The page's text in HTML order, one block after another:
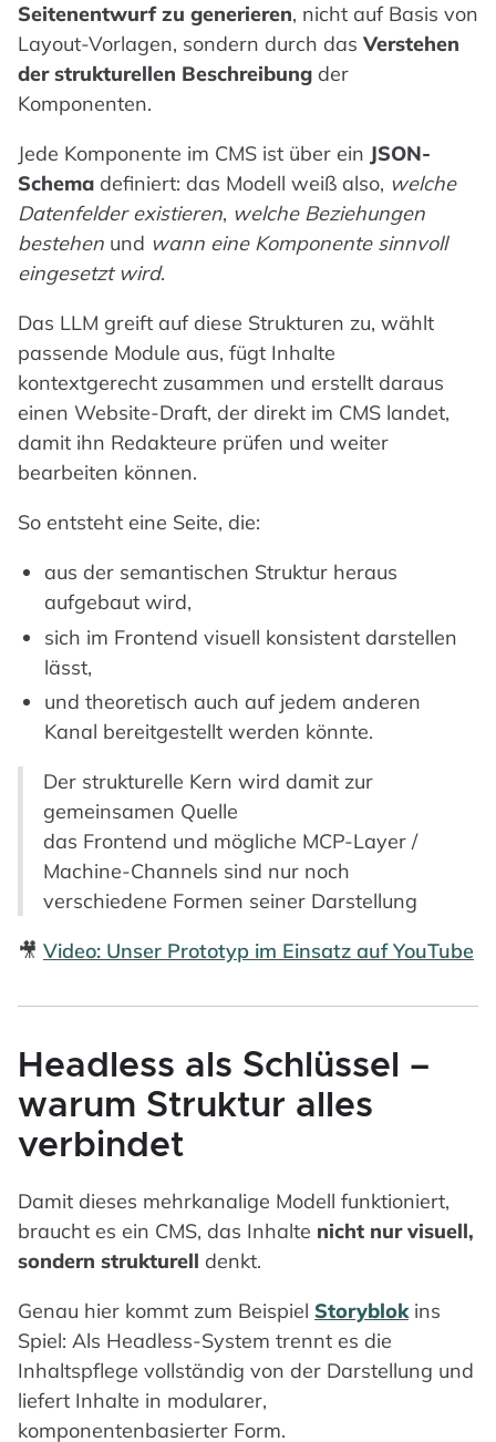
Seitenentwurf zu generieren, nicht auf Basis von
Layout-Vorlagen, sondern durch das Verstehen
der strukturellen Beschreibung der
Komponenten.
Jede Komponente im CMS ist über ein JSON-
Schema definiert: das Modell weiß also, welche
Datenfelder existieren, welche Beziehungen
bestehen und wann eine Komponente sinnvoll
eingesetzt wird.
Das LLM greift auf diese Strukturen zu, wählt
passende Module aus, fügt Inhalte
kontextgerecht zusammen und erstellt daraus
einen Website-Draft, der direkt im CMS landet,
damit ihn Redakteure prüfen und weiter
bearbeiten können.
So entsteht eine Seite, die:
aus der semantischen Struktur heraus
aufgebaut wird,
sich im Frontend visuell konsistent darstellen
lässt,
und theoretisch auch auf jedem anderen
Kanal bereitgestellt werden könnte.
Der strukturelle Kern wird damit zur
gemeinsamen Quelle
das Frontend und mögliche MCP-Layer /
Machine-Channels sind nur noch
verschiedene Formen seiner Darstellung
🎥 Video: Unser Prototyp im Einsatz auf YouTube
Headless als Schlüssel –
warum Struktur alles
verbindet
Damit dieses mehrkanalige Modell funktioniert,
braucht es ein CMS, das Inhalte nicht nur visuell,
sondern strukturell denkt.
Genau hier kommt zum Beispiel Storyblokins
Spiel: Als Headless-System trennt es die
Inhaltspflege vollständig von der Darstellung und
liefert Inhalte in modularer,
komponentenbasierter Form.